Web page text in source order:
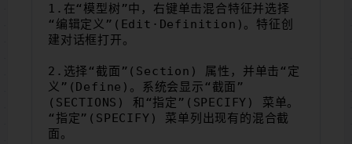
1.在“模型树”中，右键单击混合特征并选择
“编辑定义”(Edit·Definition)。特征创
建对话框打开。
2.选择“截面”(Section) 属性，并单击“定
义”(Define)。系统会显示“截面”
(SECTIONS) 和“指定”(SPECIFY) 菜单。
“指定”(SPECIFY) 菜单列出现有的混合截
面。